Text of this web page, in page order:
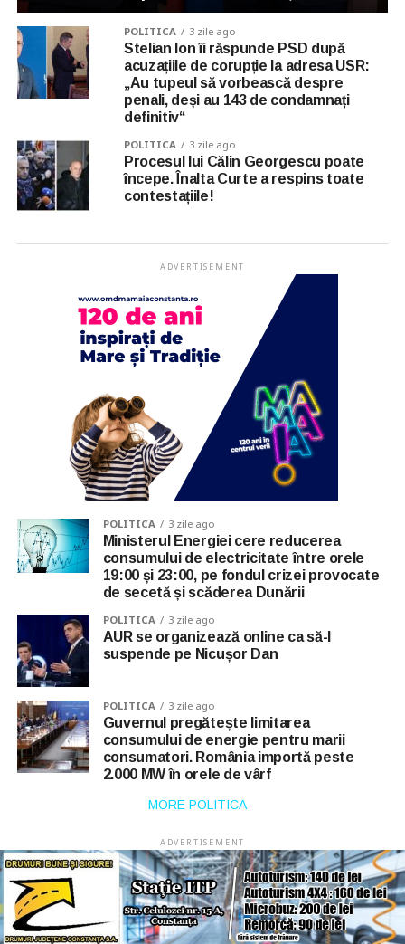
POLITICA 3 zile ago
Stelian Ion îi răspunde PSD după
acuzațiile de corupție la adresa USR:
„Au tupeul să vorbească despre
penali, deși au 143 de condamnați
definitiv“
POLITICA 3 zile ago
Procesul lui Călin Georgescu poate
începe. Înalta Curte a respins toate
contestațiile!
ADVERTISEMENT
POLITICA 3 zile ago
Ministerul Energiei cere reducerea
consumului de electricitate între orele
19:00 și 23:00, pe fondul crizei provocate
de secetă și scăderea Dunării
POLITICA 3 zile ago
AUR se organizează online ca să-l
suspende pe Nicușor Dan
POLITICA 3 zile ago
Guvernul pregătește limitarea
consumului de energie pentru marii
consumatori. România importă peste
2.000 MW în orele de vârf
MORE POLITICA
ADVERTISEMENT